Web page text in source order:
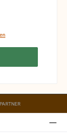
und die